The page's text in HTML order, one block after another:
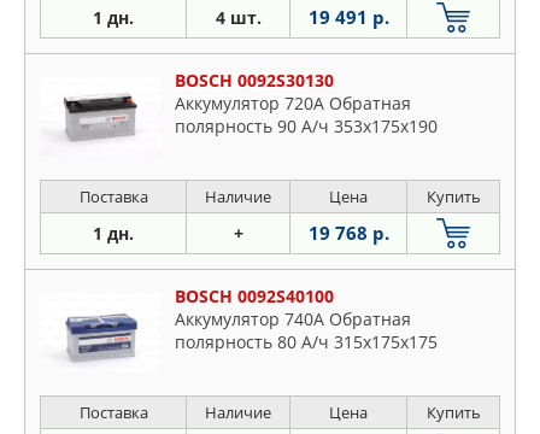
1 дн. 4 шт. 19 491 р.
BOSCH 0092S30130
Аккумулятор 720A Обратная
полярность 90 А/ч 353x175x190
Поставка Наличие Цена Купить
1 дн. + 19 768 р.
BOSCH 0092S40100
Аккумулятор 740A Обратная
полярность 80 А/ч 315x175x175
Поставка Наличие Цена Купить